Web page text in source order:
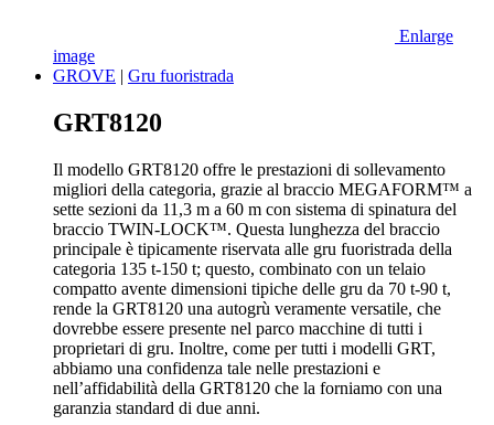
Enlarge
image
GROVE | Gru fuoristrada
GRT8120
Il modello GRT8120 offre le prestazioni di sollevamento
migliori della categoria, grazie al braccio MEGAFORM™ a
sette sezioni da 11,3 m a 60 m con sistema di spinatura del
braccio TWIN-LOCK™. Questa lunghezza del braccio
principale è tipicamente riservata alle gru fuoristrada della
categoria 135 t-150 t; questo, combinato con un telaio
compatto avente dimensioni tipiche delle gru da 70 t-90 t,
rende la GRT8120 una autogrù veramente versatile, che
dovrebbe essere presente nel parco macchine di tutti i
proprietari di gru. Inoltre, come per tutti i modelli GRT,
abbiamo una confidenza tale nelle prestazioni e
nell’affidabilità della GRT8120 che la forniamo con una
garanzia standard di due anni.